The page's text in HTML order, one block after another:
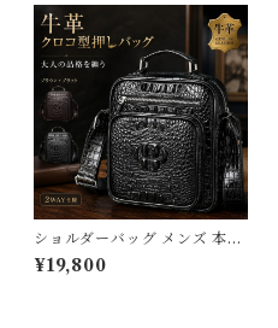
ショルダーバッグ メンズ 本革
大容量 クロコ型押し レザー 縦
型 A4 斜めがけ ボディバッグ
¥19,800